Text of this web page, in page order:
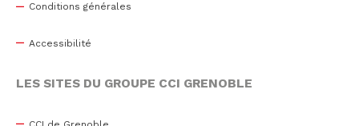
Conditions générales
Accessibilité
LES SITES DU GROUPE CCI GRENOBLE